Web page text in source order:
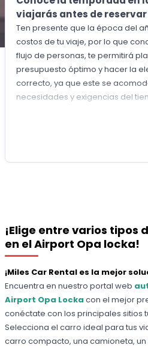
viajarás antes de reservar
Ten presente que la época del
costos de tu viaje, por lo que
flujo de personas, te permitirá
presupuesto óptimo y hacer la
correcto, ya que este se
necesidades y exigencias del
¡Elige entre varios tipos
en el Airport Opa locka!
¡Miles Car Rental es la mejor
Encuentra en nuestro portal web
Airport Opa Locka con el mejor
conéctate con los principales sitios
Selecciona el carro ideal para tus
carro compacto, una camioneta, un